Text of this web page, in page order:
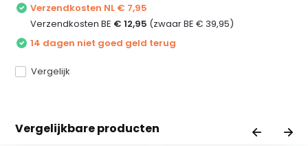
Verzendkosten NL € 7,95
Verzendkosten BE € 12,95 (zwaar BE € 39,95)
14 dagen niet goed geld terug
Vergelijk
Vergelijkbare producten